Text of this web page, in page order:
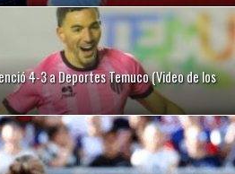
4-3 a Deportes Temuco (Video de los